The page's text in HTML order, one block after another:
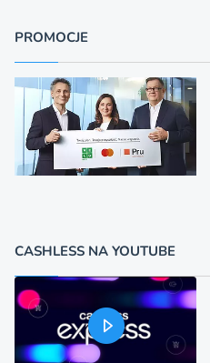
PROMOCJE
CASHLESS NA YOUTUBE